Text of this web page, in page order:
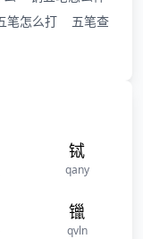
笔怎么打
五笔查
铽
qany
镴
qvln